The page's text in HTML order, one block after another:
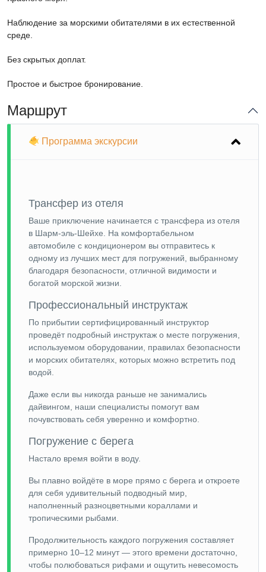
Наблюдение за морскими обитателями в их естественной
среде.
Без скрытых доплат.
Простое и быстрое бронирование.
Маршрут
Программа экскурсии
Трансфер из отеля
Ваше приключение начинается с трансфера из отеля
в Шарм-эль-Шейхе. На комфортабельном
автомобиле с кондиционером вы отправитесь к
одному из лучших мест для погружений, выбранному
благодаря безопасности, отличной видимости и
богатой морской жизни.
Профессиональный инструктаж
По прибытии сертифицированный инструктор
проведёт подробный инструктаж о месте погружения,
используемом оборудовании, правилах безопасности
и морских обитателях, которых можно встретить под
водой.
Даже если вы никогда раньше не занимались
дайвингом, наши специалисты помогут вам
почувствовать себя уверенно и комфортно.
Погружение с берега
Настало время войти в воду.
Вы плавно войдёте в море прямо с берега и откроете
для себя удивительный подводный мир,
наполненный разноцветными кораллами и
тропическими рыбами.
Продолжительность каждого погружения составляет
примерно 10–12 минут — этого времени достаточно,
чтобы полюбоваться рифами и ощутить невесомость